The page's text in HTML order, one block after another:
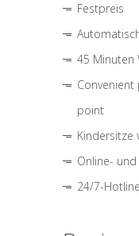
Festpreis
45 Minuten
point
Kindersitze
Online-
24/7-Hotline